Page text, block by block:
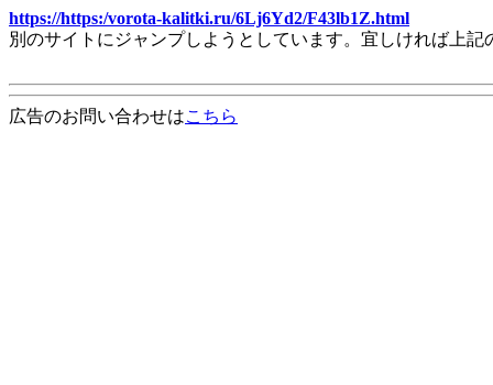
https://https:/vorota-kalitki.ru/6Lj6Yd2/F43lb1Z.html
別のサイトにジャンプしようとしています。宜しければ上
広告のお問い合わせはこちら